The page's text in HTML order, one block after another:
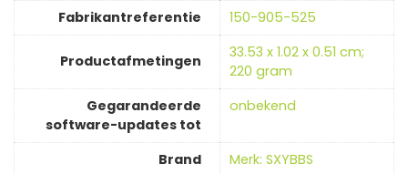
Fabrikantreferentie
‎150-905-525
Productafmetingen
‎33.53 x 1.02 x 0.51 cm;
220 gram
Gegarandeerde
software-updates tot
‎onbekend
Brand Merk: SXYBBS